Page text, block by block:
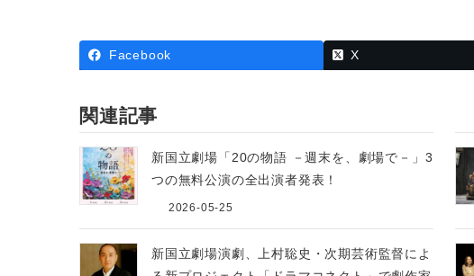
Facebook X
関連記事
新国立劇場「20の物語 －週末を、劇場で－」3
つの無料公演の全出演者発表！
2026-05-25
新国立劇場演劇、上村聡史・次期芸術監督によ